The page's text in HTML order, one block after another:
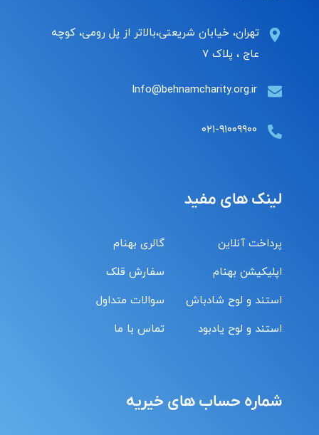
تهران، خیابان شریعتی،بالاتر از پل رومی، کوچه
عاج ، پلاک ۷
Info@behnamcharity.org.ir
۰۲۱-۹۱۰۰۹۹۰۰
لینک های مفید
پرداخت آنلاین
اپلیکیشن بهنام
استند و لوح شادباش
استند و لوح یادبود
گالری بهنام
سفارش قلک
سوالات متداول
تماس با ما
شماره حساب های خیریه